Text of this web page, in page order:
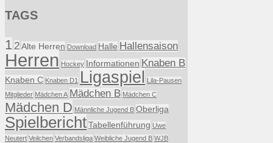
TAGS
1 2Alte Herren Download Halle Hallensaison
Herren Hockey Informationen Knaben B
Knaben C Knaben D1 Ligaspiel Lila-Pausen
Mitglieder Mädchen A Mädchen B Mädchen C
Mädchen D Männliche Jugend B Oberliga
SpielberichtTabellenführung Uwe
Neutert Veilchen Verbandsliga Weibliche Jugend B WJB